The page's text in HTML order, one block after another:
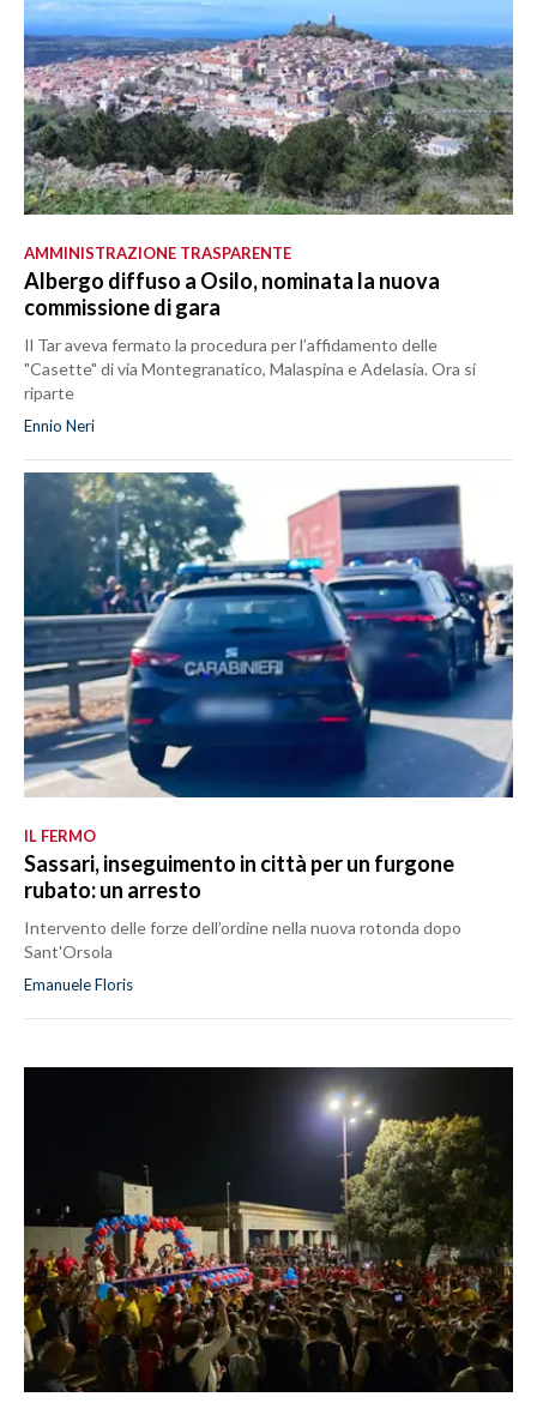
AMMINISTRAZIONE TRASPARENTE
Albergo diffuso a Osilo, nominata la nuova
commissione di gara
Il Tar aveva fermato la procedura per l’affidamento delle
"Casette" di via Montegranatico, Malaspina e Adelasia. Ora si
riparte
Ennio Neri
IL FERMO
Sassari, inseguimento in città per un furgone
rubato: un arresto
Intervento delle forze dell’ordine nella nuova rotonda dopo
Sant'Orsola
Emanuele Floris